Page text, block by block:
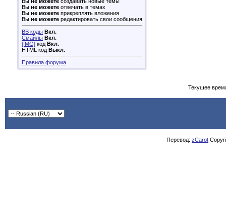
Вы не можете отвечать в темах
Вы не можете прикреплять вложения
Вы не можете редактировать свои сообщения
BB коды Вкл.
Смайлы Вкл.
[IMG] код Вкл.
HTML код Выкл.
Правила форума
Текущее
Перевод: zCarot